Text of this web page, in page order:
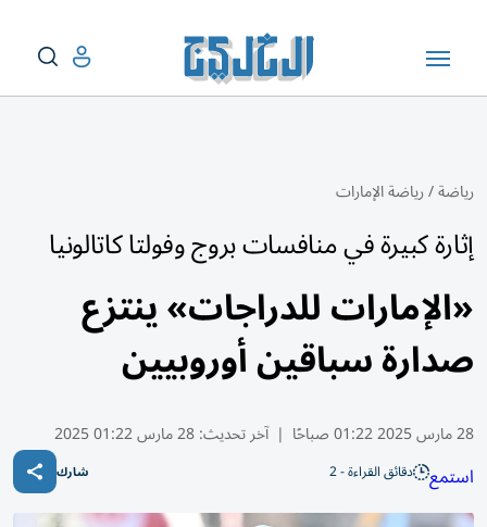
رياضة/رياضة الإمارات
إثارة كبيرة في منافسات بروج وفولتا كاتالونيا
«الإمارات للدراجات» ينتزع
صدارة سباقين أوروبيين
28 مارس 2025 01:22 صباحًا | آخر تحديث:28 مارس 01:22 2025
استمع دقائق القراءة - 2 شارك